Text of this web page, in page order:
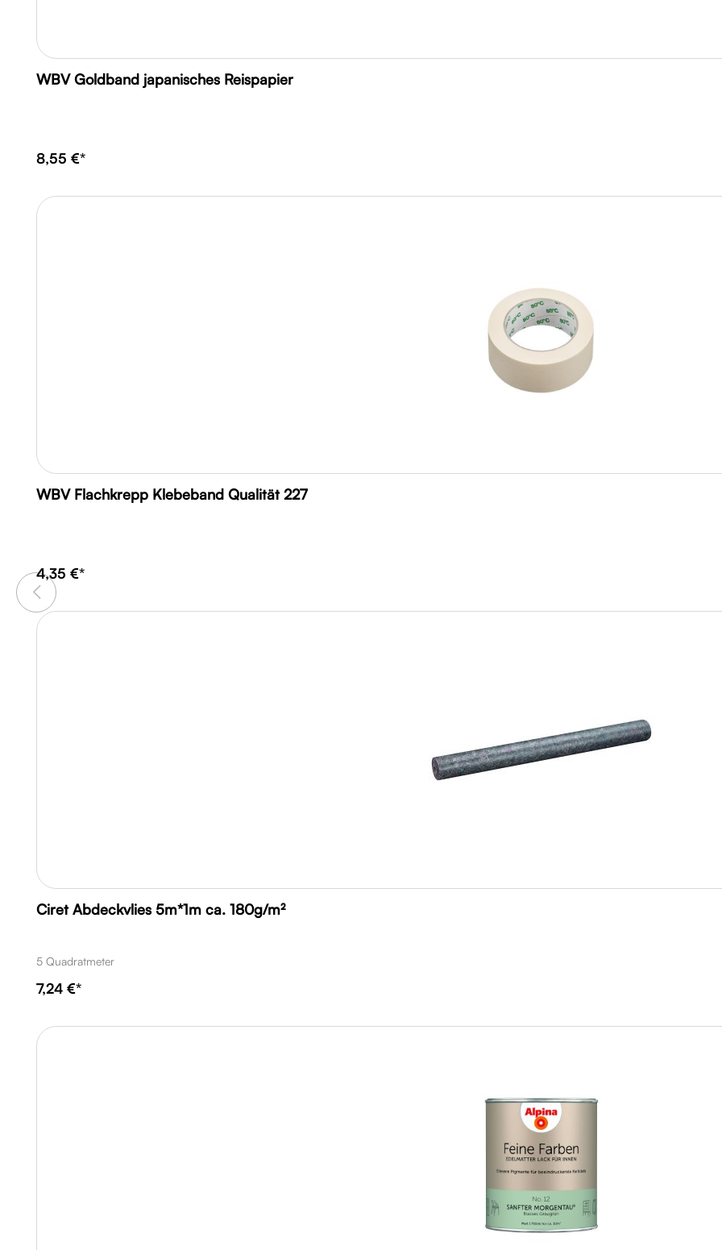
WBV Goldband japanisches Reispapier
8,55 €*
WBV Flachkrepp Klebeband Qualität 227
4,35 €*
Ciret Abdeckvlies 5m*1m ca. 180g/m²
5 Quadratmeter
7,24 €*